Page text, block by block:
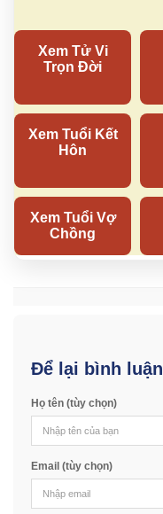
Để lại bình luận
Họ tên (tùy chọn)
Email (tùy chọn)